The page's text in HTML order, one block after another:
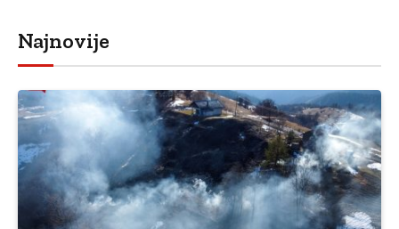
Najnovije